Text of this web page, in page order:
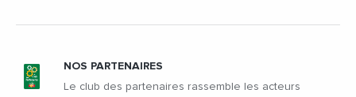
NOS PARTENAIRES
Le club des partenaires rassemble les acteurs